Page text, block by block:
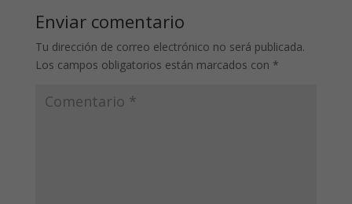
Enviar comentario
Tu dirección de correo electrónico no será publicada.
Los campos obligatorios están marcados con *